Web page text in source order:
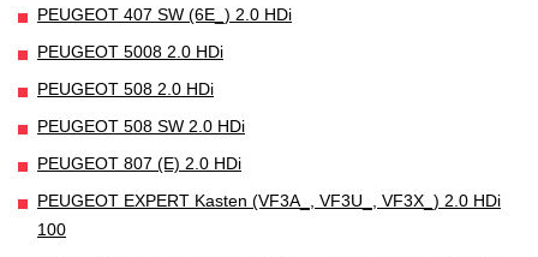
PEUGEOT 407 SW (6E_) 2.0 HDi
PEUGEOT 5008 2.0 HDi
PEUGEOT 508 2.0 HDi
PEUGEOT 508 SW 2.0 HDi
PEUGEOT 807 (E) 2.0 HDi
PEUGEOT EXPERT Kasten (VF3A_, VF3U_, VF3X_) 2.0 HDi
100